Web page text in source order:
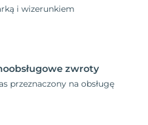
i wizerunkiem
zwroty
przeznaczony na obsługę